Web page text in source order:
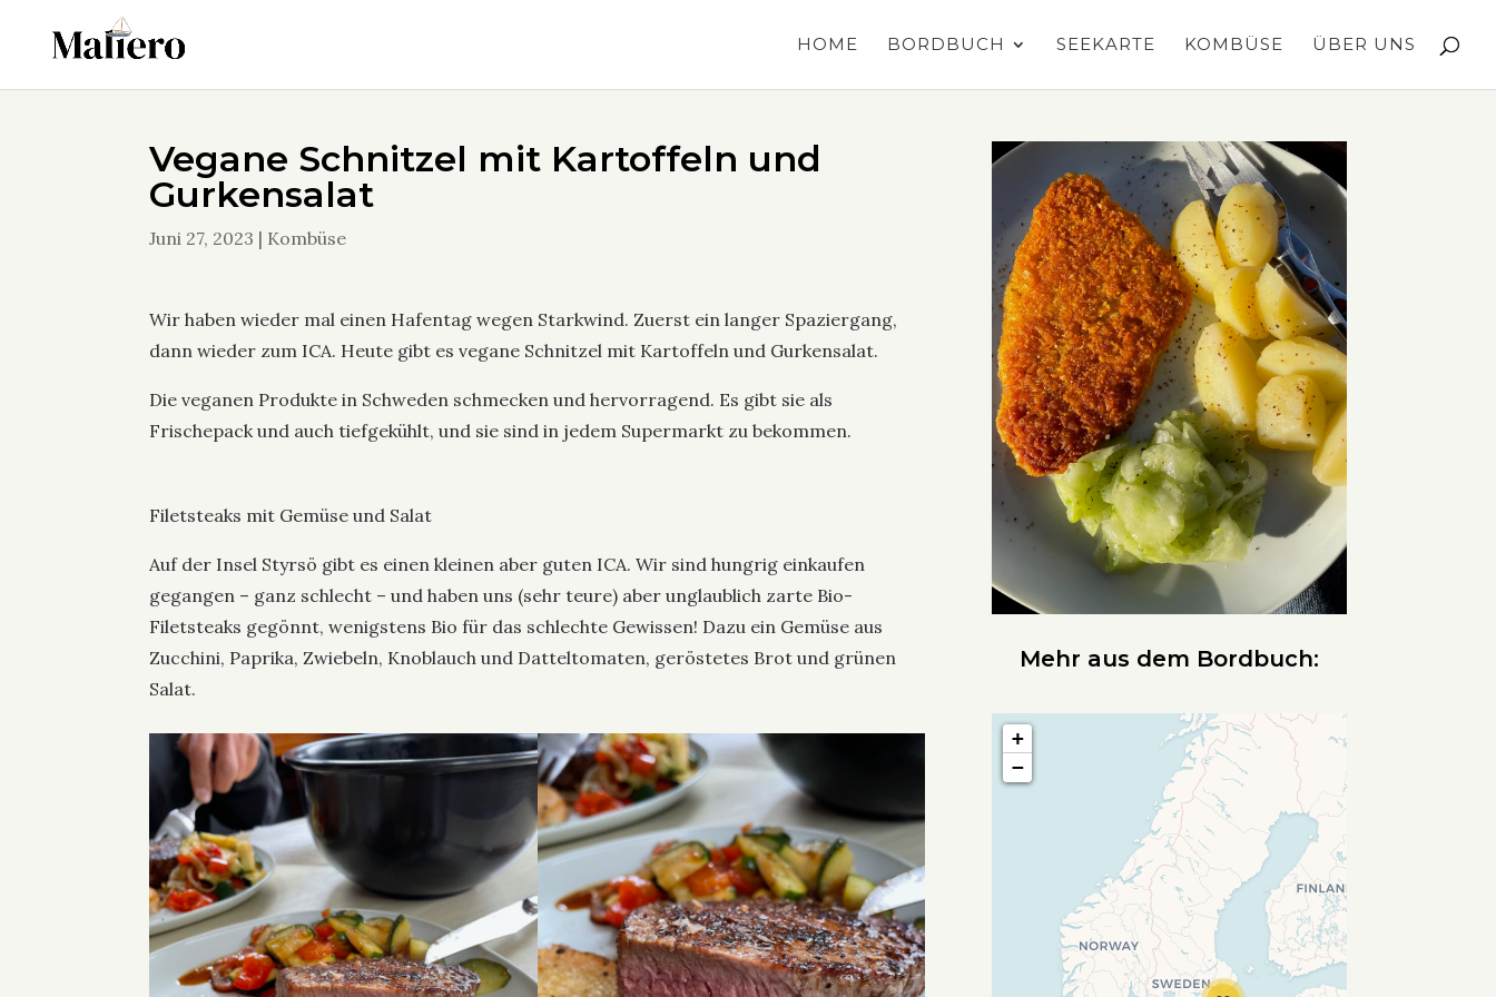
HOME BORDBUCH SEEKARTE KOMBÜSE ÜBER UNS
Vegane Schnitzel mit Kartoffeln und
Gurkensalat
Juni 27, 2023 | Kombüse
Wir haben wieder mal einen Hafentag wegen Starkwind. Zuerst ein langer Spaziergang,
dann wieder zum ICA. Heute gibt es vegane Schnitzel mit Kartoffeln und Gurkensalat.
Die veganen Produkte in Schweden schmecken und hervorragend. Es gibt sie als
Frischepack und auch tiefgekühlt, und sie sind in jedem Supermarkt zu bekommen.
Filetsteaks mit Gemüse und Salat
Auf der Insel Styrsö gibt es einen kleinen aber guten ICA. Wir sind hungrig einkaufen
gegangen – ganz schlecht – und haben uns (sehr teure) aber unglaublich zarte Bio-
Filetsteaks gegönnt, wenigstens Bio für das schlechte Gewissen! Dazu ein Gemüse aus
Zucchini, Paprika, Zwiebeln, Knoblauch und Datteltomaten, geröstetes Brot und grünen
Salat.
Mehr aus dem Bordbuch:
+
−